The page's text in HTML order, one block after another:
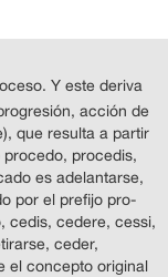
Y este deriva
acción de
que resulta a partir
procedis,
es adelantarse,
por el prefijo pro-
cedis, cedere, cessi,
ceder,
el concepto original